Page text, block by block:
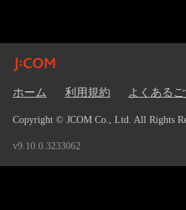
ホーム 利用規約 よくある
Copyright © JCOM Co., Ltd. All Rights
v9.10.0.3233062